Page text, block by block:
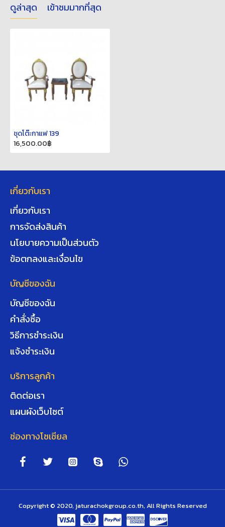
ดูล่าสุด เข้าชมมากที่สุด
ชุดโต๊ะกาแฟ 139
16,500.00฿
เกี่ยวกับเรา
เกี่ยวกับเรา
การจัดส่งสินค้า
นโยบายความเป็นส่วนตัว
ข้อตกลงและเงื่อนไข
บัญชีของฉัน
บัญชีของฉัน
คำสั่งซื้อ
วิธีการชำระเงิน
แจ้งชำระเงิน
บริการลูกค้า
ติดต่อเรา
แผนผังเว็บไซต์
ช่องทางโซเชียล
Copyright © 2020, jaturachokgroup.co.th, All Rights Reserved